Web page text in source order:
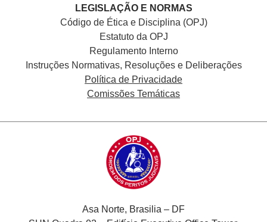
LEGISLAÇÃO E NORMAS
Código de Ética e Disciplina (OPJ)
Estatuto da OPJ
Regulamento Interno
Instruções Normativas, Resoluções e Deliberações
Política de Privacidade
Comissões Temáticas
Asa Norte, Brasilia – DF